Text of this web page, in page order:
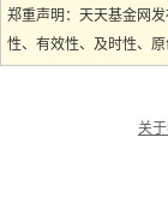
郑重声明：天天基金网
性、有效性、及时性、
关于